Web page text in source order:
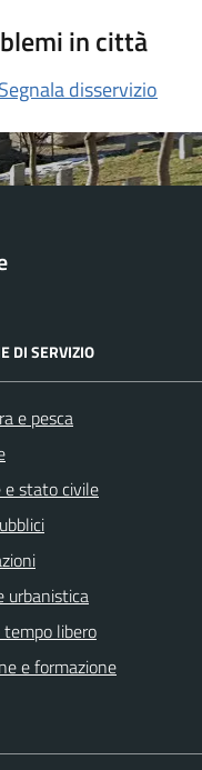
in città
Segnala disservizio
DI SERVIZIO
e pesca
e stato civile
urbanistica
libero
e formazione